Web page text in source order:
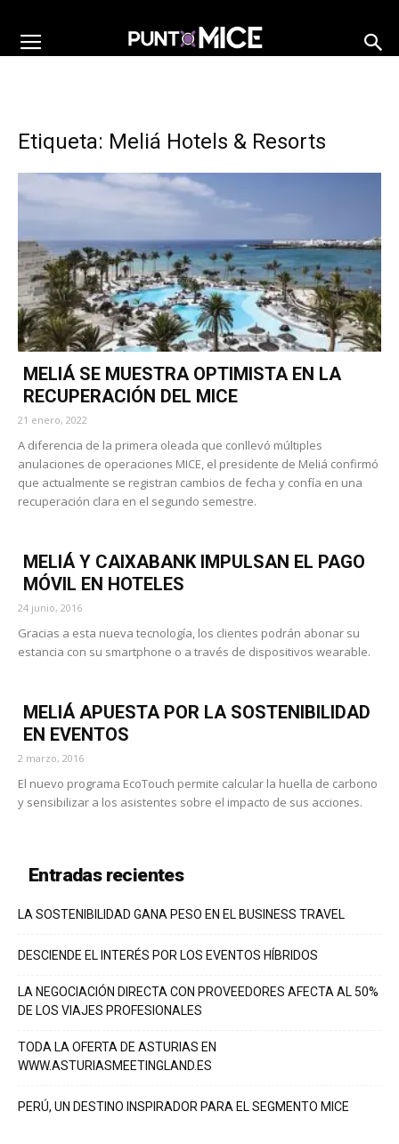
Etiqueta: Meliá Hotels & Resorts
MELIÁ SE MUESTRA OPTIMISTA EN LA
RECUPERACIÓN DEL MICE
21 enero, 2022
A diferencia de la primera oleada que conllevó múltiples
anulaciones de operaciones MICE, el presidente de Meliá confirmó
que actualmente se registran cambios de fecha y confía en una
recuperación clara en el segundo semestre.
MELIÁ Y CAIXABANK IMPULSAN EL PAGO
MÓVIL EN HOTELES
24 junio, 2016
Gracias a esta nueva tecnología, los clientes podrán abonar su
estancia con su smartphone o a través de dispositivos wearable.
MELIÁ APUESTA POR LA SOSTENIBILIDAD
EN EVENTOS
2 marzo, 2016
El nuevo programa EcoTouch permite calcular la huella de carbono
y sensibilizar a los asistentes sobre el impacto de sus acciones.
Entradas recientes
LA SOSTENIBILIDAD GANA PESO EN EL BUSINESS TRAVEL
DESCIENDE EL INTERÉS POR LOS EVENTOS HÍBRIDOS
LA NEGOCIACIÓN DIRECTA CON PROVEEDORES AFECTA AL 50%
DE LOS VIAJES PROFESIONALES
TODA LA OFERTA DE ASTURIAS EN
WWW.ASTURIASMEETINGLAND.ES
PERÚ, UN DESTINO INSPIRADOR PARA EL SEGMENTO MICE